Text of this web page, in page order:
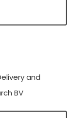
and
BV